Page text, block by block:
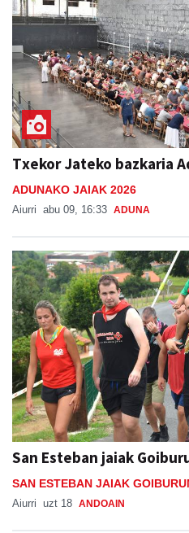
Txekor Jateko bazkaria
ADUNAKO JAIAK 2026
Aiurri abu 09, 16:33 ADUNA
San Esteban jaiak
SAN ESTEBAN JAIAK
Aiurri uzt 18 ANDOAIN